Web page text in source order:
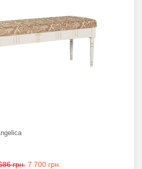
грн. 7 700 грн.